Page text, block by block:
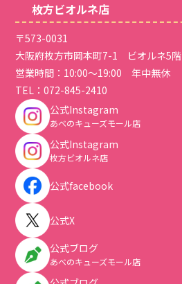
枚方ビオルネ店
〒573-0031
大阪府枚方市岡本町7-1 ビオルネ5階
営業時間：10:00～19:00 年中無休
TEL：072-845-2410
公式Instagram
あべのキューズモール店
公式Instagram
枚方ビオルネ店
公式facebook
公式X
公式ブログ
あべのキューズモール店